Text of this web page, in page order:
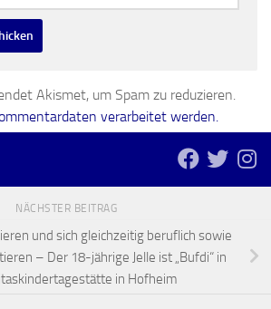
Akismet, um Spam zu reduzieren.
verarbeitet werden.
NÄCHSTER BEITRAG
und sich gleichzeitig beruflich sowie
– Der 18-jährige Jelle ist „Bufdi“ in
in Hofheim